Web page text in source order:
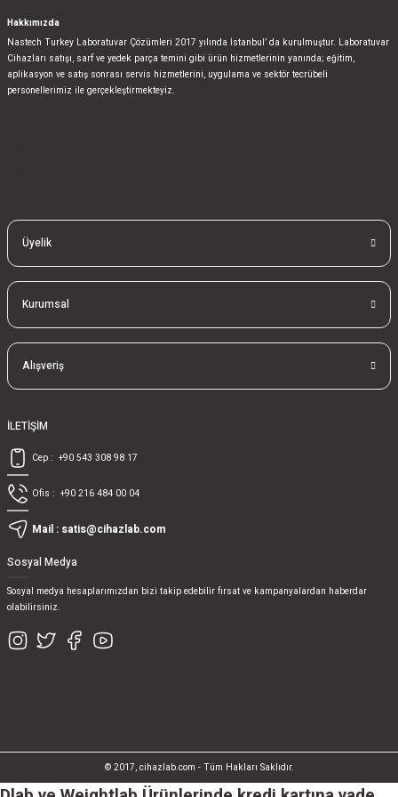
Hakkımızda
Nastech Turkey Laboratuvar Çözümleri 2017 yılında İstanbul’ da kurulmuştur. Laboratuvar
Cihazları satışı, sarf ve yedek parça temini gibi ürün hizmetlerinin yanında; eğitim,
aplikasyon ve satış sonrası servis hizmetlerini, uygulama ve sektör tecrübeli
personellerimiz ile gerçekleştirmekteyiz.
Üyelik
Kurumsal
Alışveriş
İLETİŞİM
Cep : +90 543 308 98 17
Ofis : +90 216 484 00 04
Mail : satis@cihazlab.com
Sosyal Medya
Sosyal medya hesaplarımızdan bizi takip edebilir fırsat ve kampanyalardan haberdar
olabilirsiniz.
© 2017, cihazlab.com - Tüm Hakları Saklıdır.